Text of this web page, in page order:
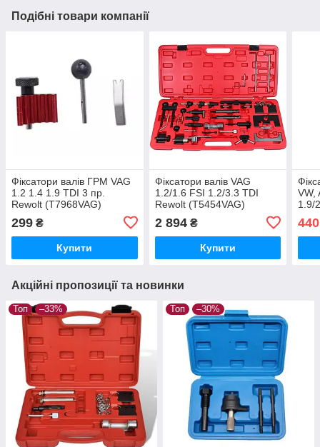
Подібні товари компанії
Фіксатори валів ГРМ VAG
1.2 1.4 1.9 TDI 3 пр.
Rewolt (T7968VAG)
299 ₴
Купити
Фіксатори валів VAG
1.2/1.6 FSI 1.2/3.3 TDI
Rewolt (T5454VAG)
2 894₴
Купити
VW,
1.9/
440
Акційні пропозиції та новинки
Топ –33% Топ –30%